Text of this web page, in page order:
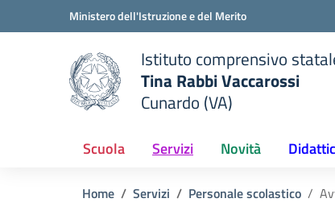
Vai ai contenuti
Vai al menu di navigazioneMinistero dell'Istruzione e del Merito
scuola
Istituto comprensivo
Tina Rabbi Vaccarossi
Cunardo (VA)
Scuola Servizi Novità
Home Servizi Personale scolastico